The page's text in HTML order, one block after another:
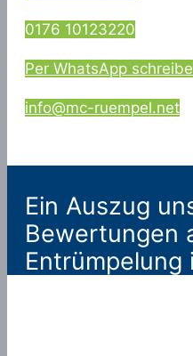
0176 10123220
Per WhatsApp
info@mc-ruempel.net
Ein Auszug
Bewertungen
Entrümpelung